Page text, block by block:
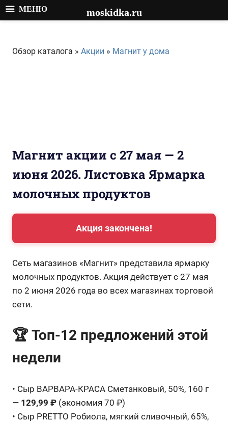
содержимому
Обзор каталога » Акции » Магнит у дома
Магнит акции с 27 мая — 2
июня 2026. Листовка Ярмарка
молочных продуктов
Акция закончена!
Сеть магазинов «Магнит» представила ярмарку
молочных продуктов. Акция действует с 27 мая
по 2 июня 2026 года во всех магазинах торговой
сети.
🏆 Топ-12 предложений этой
недели
• Сыр ВАРВАРА-КРАСА Сметанковый, 50%, 160 г
— 129,99 ₽ (экономия 70 ₽)
• Сыр PRETTO Робиола, мягкий сливочный, 65%,
МЕНЮ moskidka.ru